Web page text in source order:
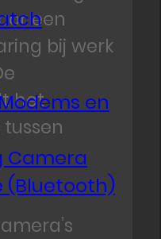
en
Camera
(Bluetooth)
een
bij werk
het